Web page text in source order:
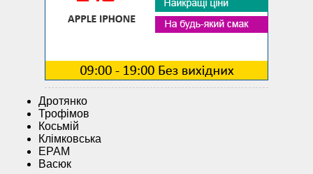
Дротянко
Трофімов
Косьмій
Клімковська
EPAM
Васюк